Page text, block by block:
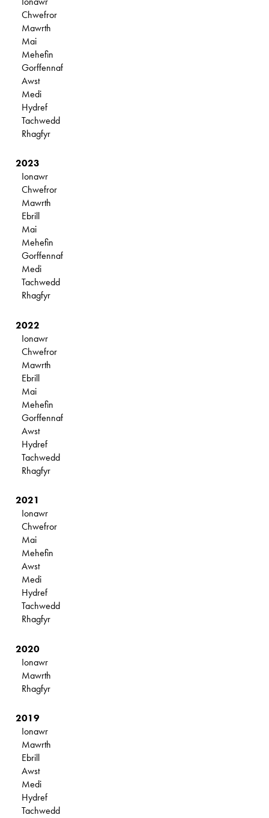
Chwefror
Mawrth
Mai
Mehefin
Gorffennaf
Awst
Medi
Hydref
Tachwedd
Rhagfyr
2023
Ionawr
Chwefror
Mawrth
Ebrill
Mai
Mehefin
Gorffennaf
Medi
Tachwedd
Rhagfyr
2022
Ionawr
Chwefror
Mawrth
Ebrill
Mai
Mehefin
Gorffennaf
Awst
Hydref
Tachwedd
Rhagfyr
2021
Ionawr
Chwefror
Mai
Mehefin
Awst
Medi
Hydref
Tachwedd
Rhagfyr
2020
Ionawr
Mawrth
Rhagfyr
2019
Ionawr
Mawrth
Ebrill
Awst
Medi
Hydref
Tachwedd